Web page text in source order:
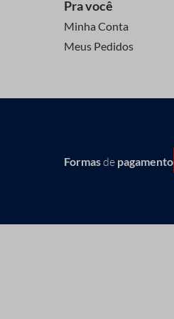
Pra você
Minha Conta
Meus Pedidos
Formasde pagamento